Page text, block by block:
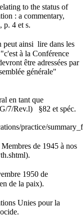
to the status of
: a commentary,
p. 4 et s.
ainsi lire dans les
à la Conférence
être adressées par
générale"
en tant que
7/Rev.l) §82 et spéc.
practice/
de 1945 à nos
1950 de
de la paix).
Unies pour la